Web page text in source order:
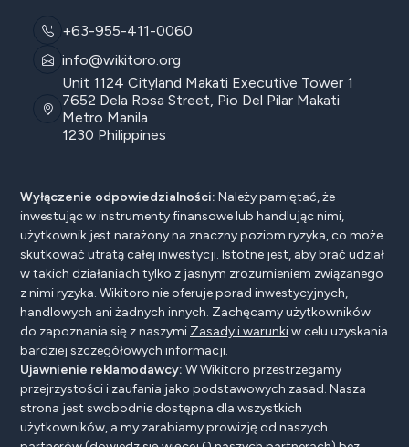
+63-955-411-0060
info@wikitoro.org
Unit 1124 Cityland Makati Executive Tower 1
7652 Dela Rosa Street, Pio Del Pilar Makati
Metro Manila
1230 Philippines
Wyłączenie odpowiedzialności: Należy pamiętać, że
inwestując w instrumenty finansowe lub handlując nimi,
użytkownik jest narażony na znaczny poziom ryzyka, co może
skutkować utratą całej inwestycji. Istotne jest, aby brać udział
w takich działaniach tylko z jasnym zrozumieniem związanego
z nimi ryzyka. Wikitoro nie oferuje porad inwestycyjnych,
handlowych ani żadnych innych. Zachęcamy użytkowników
do zapoznania się z naszymi Zasady i warunkiw celu uzyskania
bardziej szczegółowych informacji.
Ujawnienie reklamodawcy: W Wikitoro przestrzegamy
przejrzystości i zaufania jako podstawowych zasad. Nasza
strona jest swobodnie dostępna dla wszystkich
użytkowników, a my zarabiamy prowizję od naszych